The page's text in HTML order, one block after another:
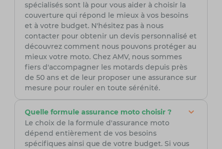
spécialisés sont là pour vous aider à choisir la
couverture qui répond le mieux à vos besoins
et à votre budget. N'hésitez pas à nous
contacter pour obtenir un devis personnalisé et
découvrez comment nous pouvons protéger au
mieux votre moto. Chez AMV, nous sommes
fiers d'accompagner les motards depuis près
de 50 ans et de leur proposer une assurance sur
mesure pour rouler en toute sérénité.
Quelle formule assurance moto choisir ?
Le choix de la formule d'assurance moto
dépend entièrement de vos besoins
spécifiques ainsi que de votre budget. Si vous